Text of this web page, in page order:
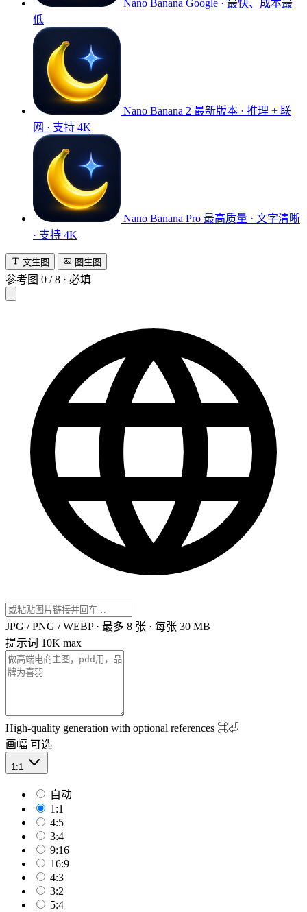
Nano Banana Google · 最快、成本最
低
Nano Banana 2 最新版本 · 推理 + 联
网 · 支持 4K
Nano Banana Pro 最高质量 · 文字清晰
· 支持 4K
文生图 图生图
参考图 0 /8 · 必填
JPG / PNG / WEBP · 最多 8 张 · 每张 30 MB
提示词 10K max
High-quality generation with optional references ⌘⏎
画幅 可选
1:1
自动
1:1
4:5
3:4
9:16
16:9
4:3
3:2
5:4